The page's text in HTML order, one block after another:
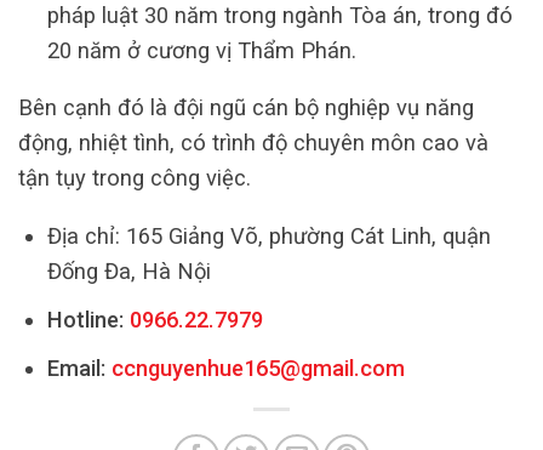
pháp luật 30 năm trong ngành Tòa án, trong đó
20 năm ở cương vị Thẩm Phán.
Bên cạnh đó là đội ngũ cán bộ nghiệp vụ năng
động, nhiệt tình, có trình độ chuyên môn cao và
tận tụy trong công việc.
Địa chỉ: 165 Giảng Võ, phường Cát Linh, quận
Đống Đa, Hà Nội
Hotline: 0966.22.7979
Email: ccnguyenhue165@gmail.com